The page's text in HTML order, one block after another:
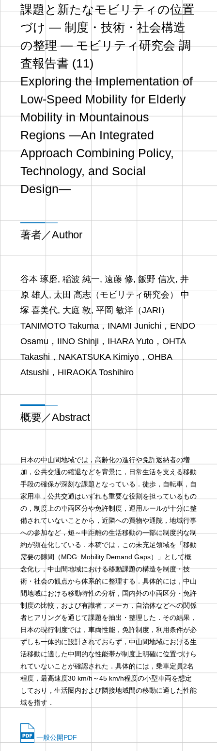
課題と新たなモビリティの位置
づけ ― 制度・技術・社会構造
の整理 ― モビリティ研究会 調
査報告書 (11)
Exploring the Implementation of
Low-Speed Mobility for Elderly
Mobility in Mountainous
Regions ―An Integrated
Approach Combining Policy,
Technology, and Social
Design―
著者／Author
谷本 琢磨, 稲波 純一, 遠藤 修, 飯野 信次, 井
原 雄人, 太田 高志（モビリティ研究会） 中
塚 喜美代, 大庭 敦, 平岡 敏洋（JARI）
TANIMOTO Takuma，INAMI Junichi，ENDO
Osamu，IINO Shinji，IHARA Yuto，OHTA
Takashi，NAKATSUKA Kimiyo，OHBA
Atsushi，HIRAOKA Toshihiro
概要／Abstract
日本の中山間地域では，高齢化の進行や免許返納者の増
加，公共交通の縮退などを背景に，日常生活を支える移動
手段の確保が深刻な課題となっている．徒歩，自転車，自
家用車，公共交通はいずれも重要な役割を担っているもの
の，制度上の車両区分や免許制度，運用ルールが十分に整
備されていないことから，近隣への買物や通院，地域行事
への参加など，短～中距離の生活移動の一部に制度的な制
約が顕在化している．本稿では，この未充足領域を「移動
需要の隙間（MDG: Mobility Demand Gaps）」として概
念化し，中山間地域における移動課題の構造を制度・技
術・社会の観点から体系的に整理する．具体的には，中山
間地域における移動特性の分析，国内外の車両区分・免許
制度の比較，および有識者，メーカ，自治体などへの関係
者ヒアリングを通じて課題を抽出・整理した．その結果，
日本の現行制度では，車両性能，免許制度，利用条件が必
ずしも一体的に設計されておらず，中山間地域における生
活移動に適した中間的な性能帯が制度上明確に位置づけら
れていないことが確認された．具体的には，乗車定員2名
程度，最高速度30 km/h～45 km/h程度の小型車両を想定
しており，生活圏内および隣接地域間の移動に適した性能
域を指す．
一般公開PDF